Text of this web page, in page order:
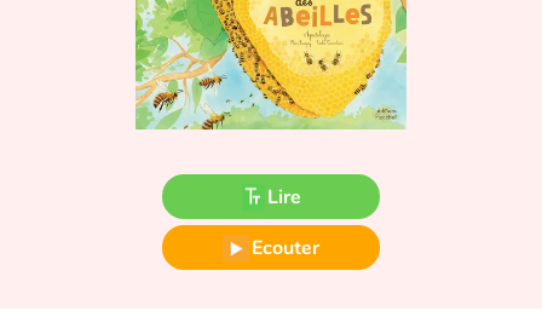
Contes d'ici et d'ailleurs
Fable, mythe, littérature et poésie
Princesses et princes, rois, reines et dragons
Lire
Ecouter